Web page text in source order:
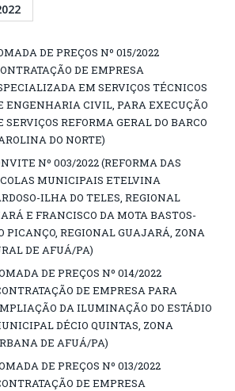
DE PREÇOS Nº 015/2022
DE EMPRESA
EM SERVIÇOS TÉCNICOS
ENGENHARIA CIVIL, PARA EXECUÇÃO
SERVIÇOS REFORMA GERAL DO BARCO
DO NORTE)
Nº 003/2022 (REFORMA DAS
MUNICIPAIS ETELVINA
ILHA DO TELES, REGIONAL
E FRANCISCO DA MOTA BASTOS-
PICANÇO, REGIONAL GUAJARÁ, ZONA
DE AFUÁ/PA)
DE PREÇOS Nº 014/2022
DE EMPRESA PARA
DA ILUMINAÇÃO DO ESTÁDIO
DÉCIO QUINTAS, ZONA
DE AFUÁ/PA)
DE PREÇOS Nº 013/2022
DE EMPRESA